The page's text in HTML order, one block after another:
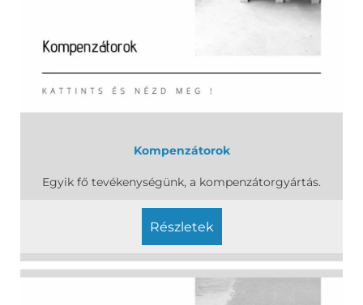
Kompenzátorok
Egyik fő tevékenységünk, a kompenzátorgyártás.
részletek